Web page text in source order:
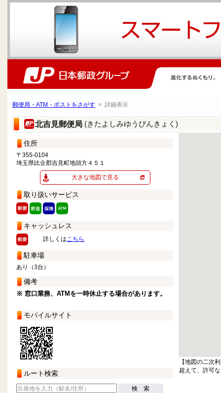
郵便局・ATM・ポストをさがす > 詳細表示
北吉見郵便局 (きたよしみゆうびんきょく)
住所
〒355-0104
埼玉県比企郡吉見町地頭方４５１
大きな地図で見る
取り扱いサービス
キャッシュレス
詳しくはこちら
駐車場
あり（3台）
備考
※ 窓口業務、ATMを一時休止する場合があります。
モバイルサイト
ルート検索
検 索
【地図の二次
超えて、許可